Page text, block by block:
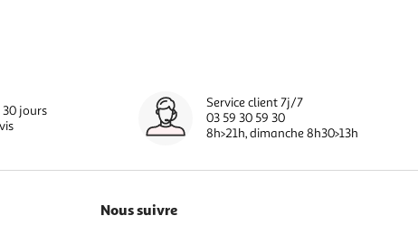
30 jours
Service client 7j/7
03 59 30 59 30
8h>21h, dimanche 8h30>13h
Nous suivre